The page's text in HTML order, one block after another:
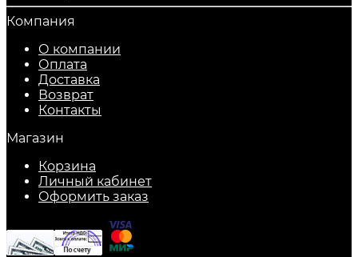
Компания
О компании
Оплата
Доставка
Возврат
Контакты
Магазин
Корзина
Личный кабинет
Оформить заказ